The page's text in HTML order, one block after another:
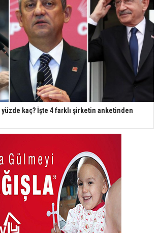
kaç? İşte 4 farklı şirketin anketinden